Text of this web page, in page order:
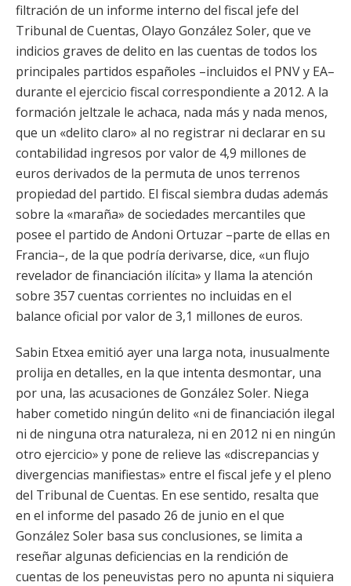
filtración de un informe interno del fiscal jefe del
Tribunal de Cuentas, Olayo González Soler, que ve
indicios graves de delito en las cuentas de todos los
principales partidos españoles –incluidos el PNV y EA–
durante el ejercicio fiscal correspondiente a 2012. A la
formación jeltzale le achaca, nada más y nada menos,
que un «delito claro» al no registrar ni declarar en su
contabilidad ingresos por valor de 4,9 millones de
euros derivados de la permuta de unos terrenos
propiedad del partido. El fiscal siembra dudas además
sobre la «maraña» de sociedades mercantiles que
posee el partido de Andoni Ortuzar –parte de ellas en
Francia–, de la que podría derivarse, dice, «un flujo
revelador de financiación ilícita» y llama la atención
sobre 357 cuentas corrientes no incluidas en el
balance oficial por valor de 3,1 millones de euros.
Sabin Etxea emitió ayer una larga nota, inusualmente
prolija en detalles, en la que intenta desmontar, una
por una, las acusaciones de González Soler. Niega
haber cometido ningún delito «ni de financiación ilegal
ni de ninguna otra naturaleza, ni en 2012 ni en ningún
otro ejercicio» y pone de relieve las «discrepancias y
divergencias manifiestas» entre el fiscal jefe y el pleno
del Tribunal de Cuentas. En ese sentido, resalta que
en el informe del pasado 26 de junio en el que
González Soler basa sus conclusiones, se limita a
reseñar algunas deficiencias en la rendición de
cuentas de los peneuvistas pero no apunta ni siquiera